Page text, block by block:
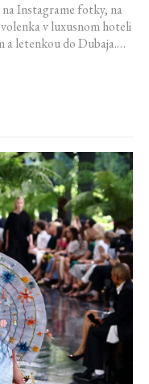
Instagrame fotky, na
v luxusnom hoteli
a letenkou do Dubaja.
Výlet vlakom na